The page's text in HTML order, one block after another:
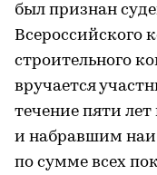
был признан
Всероссийского
строительного
вручается
течение пяти
и набравшим
по сумме всех